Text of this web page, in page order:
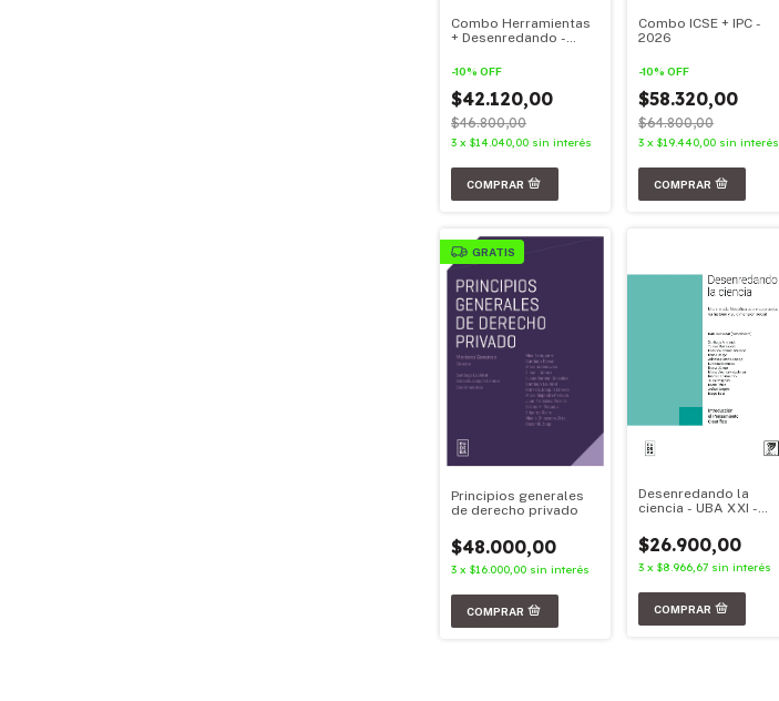
Combo Herramientas
+ Desenredando -
-10% OFF
$42.120,00
$46.800,00
3 x $14.040,00 sin interés
Combo ICSE + IPC -
2026
-10% OFF
$58.320,00
$64.800,00
3 x $19.440,00 sin interés
GRATIS
Principios generales
de derecho privado
$48.000,00
3 x $16.000,00 sin interés
Desenredando la
ciencia - UBA XXI -
$26.900,00
3 x $8.966,67 sin interés